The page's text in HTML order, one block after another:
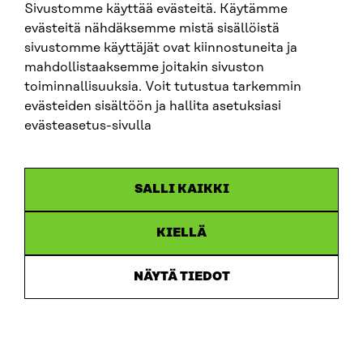
Sivustomme käyttää evästeitä. Käytämme
evästeitä nähdäksemme mistä sisällöistä
sivustomme käyttäjät ovat kiinnostuneita ja
mahdollistaaksemme joitakin sivuston
toiminnallisuuksia. Voit tutustua tarkemmin
evästeiden sisältöön ja hallita asetuksiasi
evästeasetus-sivulla
SALLI KAIKKI
KIELLÄ
NÄYTÄ TIEDOT
SITRA PÅ SOCIALA MEDIER
LinkedIn
Instagram
YouTube
Tillgänglighetsutredning
Beskrivning av handlingsoffentligheten